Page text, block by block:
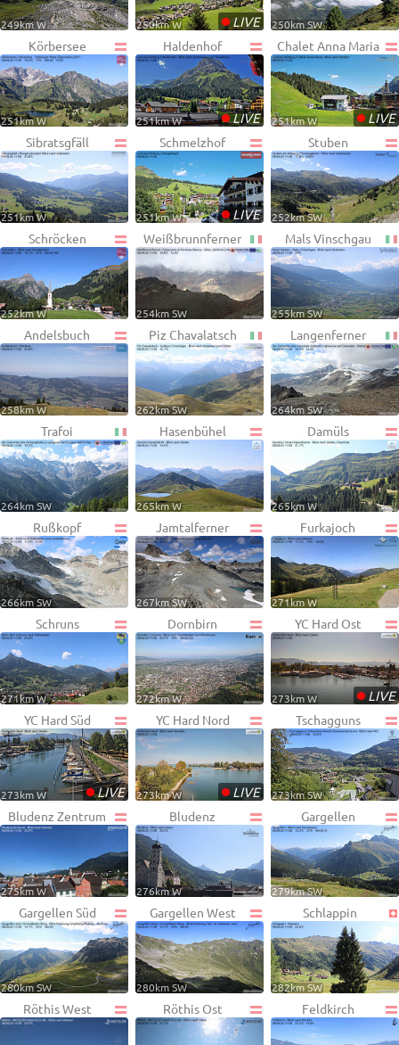
249km W •LIVE
250km W 250km SW
Körbersee
251km W
Haldenhof
•LIVE
251km W
Chalet Anna Maria
•LIVE
251km W
Sibratsgfäll
251km W
Schmelzhof
•LIVE
251km W
Stuben
252km SW
Schröcken
252km W
Weißbrunnferner
254km SW
Mals Vinschgau
255km SW
Andelsbuch
258km W
Piz Chavalatsch
262km SW
Langenferner
264km SW
Trafoi
264km SW
Hasenbühel
265km W
Damüls
265km W
Rußkopf
266km SW
Jamtalferner
267km SW
Furkajoch
271km W
Schruns
271km W
Dornbirn
272km W
YC Hard Ost
•LIVE
273km W
YC Hard Süd
•LIVE
273km W
YC Hard Nord
•LIVE
273km W
Tschagguns
273km SW
Bludenz Zentrum
275km W
Bludenz
276km W
Gargellen
279km SW
Gargellen Süd
280km SW
Gargellen West
280km SW
Schlappin
282km SW
Röthis West Röthis Ost Feldkirch